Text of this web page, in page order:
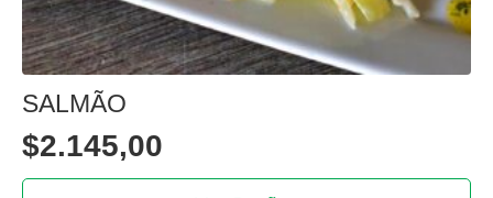
SALMÃO
$2.145,00
This